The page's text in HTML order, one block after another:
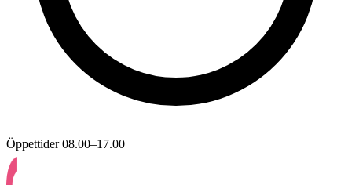
Öppettider 08.00–17.00